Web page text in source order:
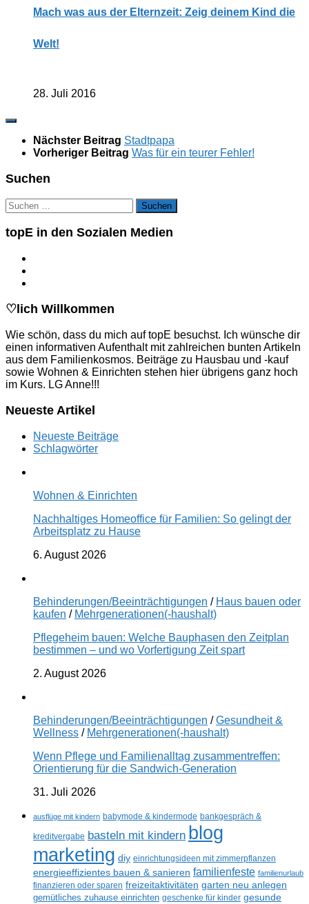
Mach was aus der Elternzeit: Zeig deinem Kind die
Welt!
28. Juli 2016
Nächster Beitrag Stadtpapa
Vorheriger Beitrag Was für ein teurer Fehler!
Suchen
Suchen
nach:
topE in den Sozialen Medien
♡lich Willkommen
Wie schön, dass du mich auf topE besuchst. Ich wünsche dir
einen informativen Aufenthalt mit zahlreichen bunten Artikeln
aus dem Familienkosmos. Beiträge zu Hausbau und -kauf
sowie Wohnen & Einrichten stehen hier übrigens ganz hoch
im Kurs. LG Anne!!!
Neueste Artikel
Neueste Beiträge
Schlagwörter
Wohnen & Einrichten
Nachhaltiges Homeoffice für Familien: So gelingt der
Arbeitsplatz zu Hause
6. August 2026
Behinderungen/Beeinträchtigungen / Haus bauen oder
kaufen / Mehrgenerationen(-haushalt)
Pflegeheim bauen: Welche Bauphasen den Zeitplan
bestimmen – und wo Vorfertigung Zeit spart
2. August 2026
Behinderungen/Beeinträchtigungen /Gesundheit &
Wellness / Mehrgenerationen(-haushalt)
Wenn Pflege und Familienalltag zusammentreffen:
Orientierung für die Sandwich-Generation
31. Juli 2026
ausflüge mit kindern babymode & kindermode bankgespräch &
kreditvergabe basteln mit kindern blog
marketing diy einrichtungsideen mit zimmerpflanzen
energieeffizientes bauen & sanieren familienfeste familienurlaub
finanzieren oder sparen freizeitaktivitäten garten neu anlegen
gemütliches zuhause einrichten geschenke für kinder gesunde